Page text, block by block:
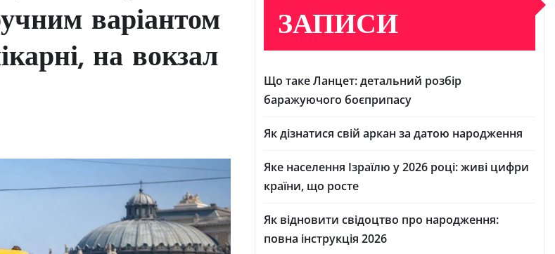
варіантом
на вокзал
ЗАПИСИ
Що таке Ланцет: детальний розбір
баражуючого боєприпасу
Як дізнатися свій аркан за датою народження
Яке населення Ізраїлю у 2026 році: живі цифри
країни, що росте
Як відновити свідоцтво про народження:
повна інструкція 2026